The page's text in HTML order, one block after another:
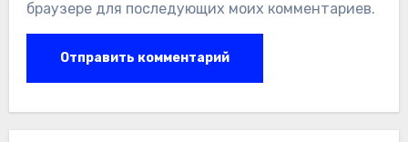
браузере для последующих моих комментариев.